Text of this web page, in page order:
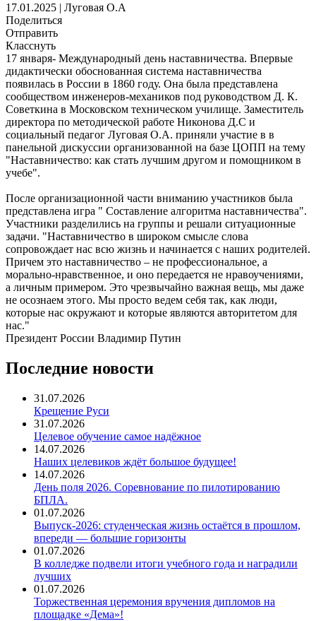
17.01.2025 | Луговая О.А
Поделиться
Отправить
Класснуть
17 января- Международный день наставничества. Впервые
дидактически обоснованная система наставничества
появилась в России в 1860 году. Она была представлена
сообществом инженеров-механиков под руководством Д. К.
Советкина в Московском техническом училище. Заместитель
директора по методической работе Никонова Д.С и
социальный педагог Луговая О.А. приняли участие в в
панельной дискуссии организованной на базе ЦОПП на тему
"Наставничество: как стать лучшим другом и помощником в
учебе".
После организационной части вниманию участников была
представлена игра " Составление алгоритма наставничества".
Участники разделились на группы и решали ситуационные
задачи. "Наставничество в широком смысле слова
сопровождает нас всю жизнь и начинается с наших родителей.
Причем это наставничество – не профессиональное, а
морально-нравственное, и оно передается не нравоучениями,
а личным примером. Это чрезвычайно важная вещь, мы даже
не осознаем этого. Мы просто ведем себя так, как люди,
которые нас окружают и которые являются авторитетом для
нас."
Президент России Владимир Путин
Последние новости
31.07.2026
Крещение Руси
31.07.2026
Целевое обучение самое надёжное
14.07.2026
Наших целевиков ждёт большое будущее!
14.07.2026
День поля 2026. Соревнование по пилотированию
БПЛА.
01.07.2026
Выпуск-2026: студенческая жизнь остаётся в прошлом,
впереди — большие горизонты
01.07.2026
В колледже подвели итоги учебного года и наградили
лучших
01.07.2026
Торжественная церемония вручения дипломов на
площадке «Дема»!